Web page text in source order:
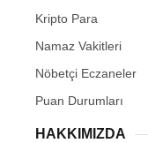
Kripto Para
Namaz Vakitleri
Nöbetçi Eczaneler
Puan Durumları
HAKKIMIZDA